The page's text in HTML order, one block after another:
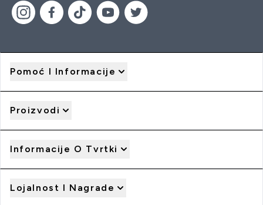
Pomoć I Informacije
Proizvodi
Informacije O Tvrtki
Lojalnost I Nagrade